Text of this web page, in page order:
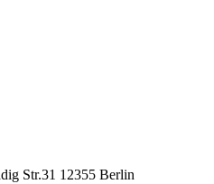
Str.31 12355 Berlin